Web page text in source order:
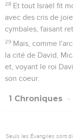
28 Et tout Israël fit
avec des cris de
cymbales, faisant
29 Mais, comme
la cité de David,
et, voyant le roi
son coeur.
1 Chroniques
Seuls les Évangiles sont